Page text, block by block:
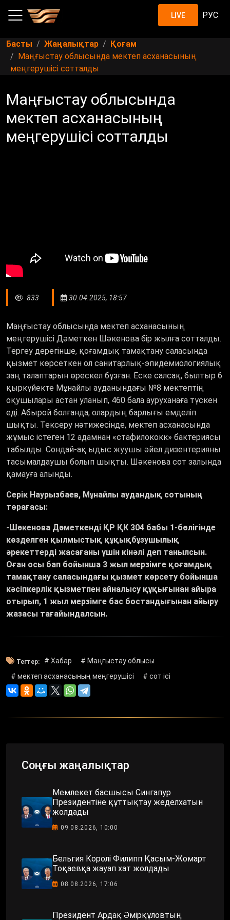
LIVE РУС
Басты Жаңалықтар
Қоғам
Маңғыстау облысында мектеп асханасының
меңгерушісі сотталды
Маңғыстау облысында
мектеп асханасының
меңгерушісі сотталды
833 30.04.2025, 18:57
Маңғыстау облысында мектеп асханасының
меңгерушісі Дәметкен Шәкенова бір жылға сотталды.
Тергеу дерегінше, қоғамдық тамақтану саласында
қызмет көрсеткен ол санитарлық-эпидемиологиялық
заң талаптарын өрескел бұзған. Еске салсақ, былтыр 6
қыркүйекте Мұнайлы ауданындағы №8 мектептің
оқушылары астан уланып, 460 бала ауруханаға түскен
еді. Абырой болғанда, олардың барлығы емделіп
шықты. Тексеру нәтижесінде, мектеп асханасында
жұмыс істеген 12 адамнан «стафилококк» бактериясы
табылды. Сондай-ақ ыдыс жуушы әйел дизентерияны
тасымалдаушы болып шықты. Шәкенова сот залында
қамауға алынды.
Серік Наурызбаев, Мұнайлы аудандық сотының
төрағасы:
-Шәкенова Дәметкенді ҚР ҚК 304 бабы 1-бөлігінде
көзделген қылмыстық құқықбұзушылық
әрекеттерді жасағаны үшін кінәлі деп танылсын.
Оған осы бап бойынша 3 жыл мерзімге қоғамдық
тамақтану саласындағы қызмет көрсету бойынша
кәсіпкерлік қызметпен айналысу құқығынан айыра
отырып, 1 жыл мерзімге бас бостандығынан айыру
жазасы тағайындалсын.
Тегтер: # Хабар
# Маңғыстау облысы
# мектеп асханасының меңгерушісі
# сот ісі
Соңғы жаңалықтар
Мемлекет басшысы Сингапур
Президентіне құттықтау жеделхатын
жолдады
09.08.2026, 10:00
Бельгия Королі Филипп Қасым-Жомарт
Тоқаевқа жауап хат жолдады
08.08.2026, 17:06
Президент Ардақ Әмірқұловтың